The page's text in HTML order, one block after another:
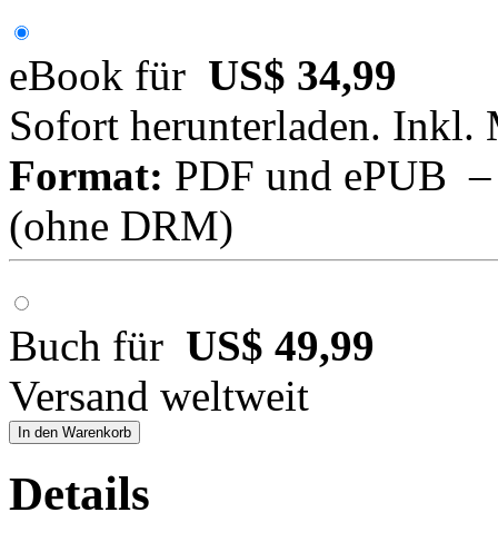
eBook für US$ 34,99
Sofort herunterladen. Inkl.
Format: PDF und ePUB
(ohne DRM)
Buch für US$ 49,99
Versand weltweit
In den Warenkorb
Details